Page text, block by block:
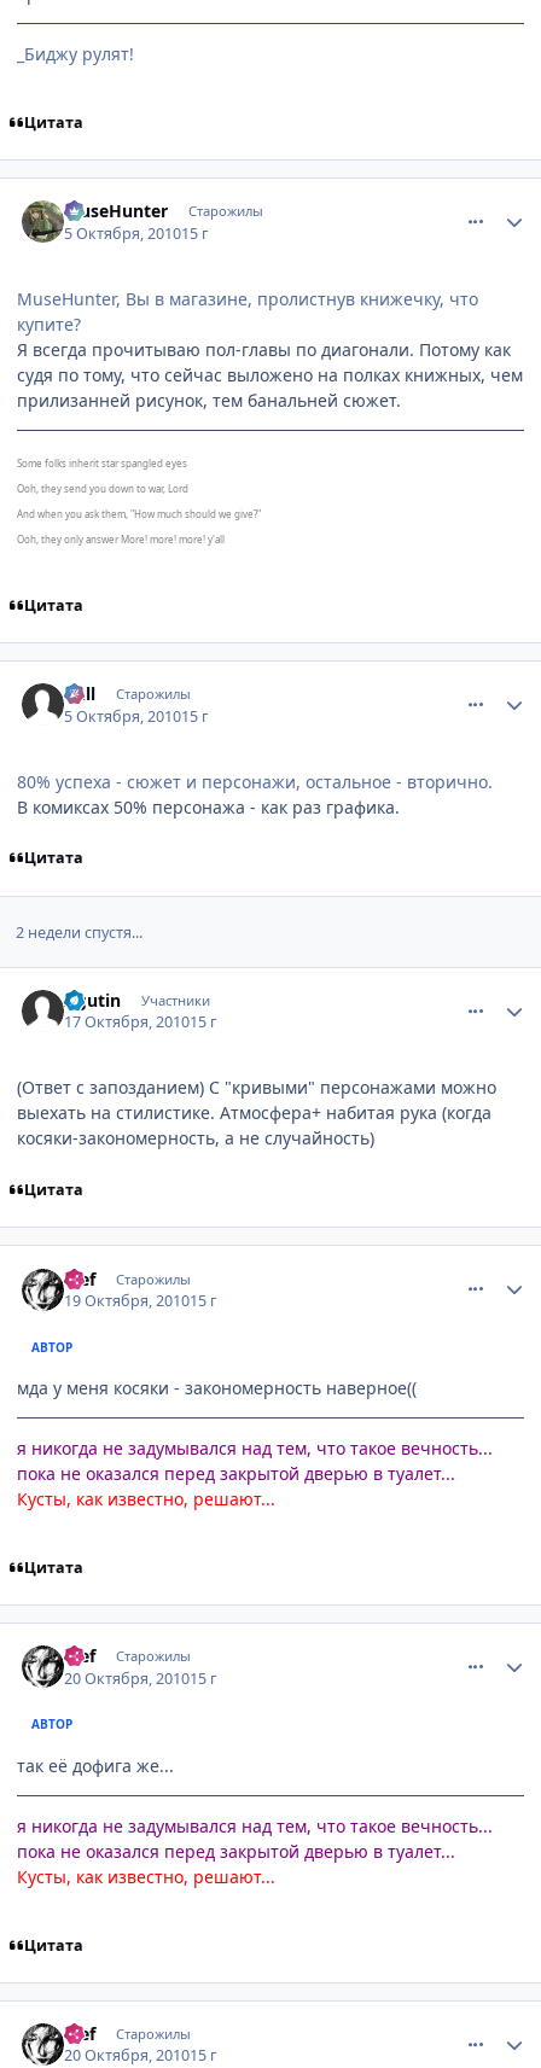
_Биджу рулят!
Цитата
MuseHunter Старожилы
5 Октября, 201015 г
MuseHunter, Вы в магазине, пролистнув книжечку, что
купите?
Я всегда прочитываю пол-главы по диагонали. Потому как
судя по тому, что сейчас выложено на полках книжных, чем
прилизанней рисунок, тем банальней сюжет.
Some folks inherit star spangled eyes
Ooh, they send you down to war, Lord
And when you ask them, "How much should we give?"
Ooh, they only answer More! more! more! y'all
Цитата
null Старожилы
5 Октября, 201015 г
80% успеха - сюжет и персонажи, остальное - вторично.
В комиксах 50% персонажа - как раз графика.
Цитата
2 недели спустя...
Agutin Участники
17 Октября, 201015 г
(Ответ с запозданием) С "кривыми" персонажами можно
выехать на стилистике. Атмосфера+ набитая рука (когда
косяки-закономерность, а не случайность)
Цитата
ђief Старожилы
19 Октября, 201015 г
АВТОР
мда у меня косяки - закономерность наверное((
я никогда не задумывался над тем, что такое вечность...
пока не оказался перед закрытой дверью в туалет...
Кусты, как известно, решают...
Цитата
ђief Старожилы
20 Октября, 201015 г
АВТОР
так её дофига же...
я никогда не задумывался над тем, что такое вечность...
пока не оказался перед закрытой дверью в туалет...
Кусты, как известно, решают...
Цитата
ђief Старожилы
20 Октября, 201015 г